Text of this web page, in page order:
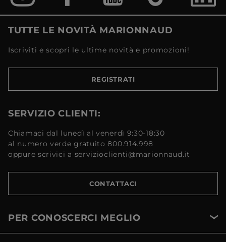
TUTTE LE NOVITÀ MARIONNAUD
Iscriviti e scopri le ultime novità e promozioni!
REGISTRATI
SERVIZIO CLIENTI:
Chiamaci dal lunedì al venerdì 9:30-18:30
al numero verde gratuito 800.914.998
oppure scrivici a servizioclienti@marionnaud.it
CONTATTACI
PER CONOSCERCI MEGLIO